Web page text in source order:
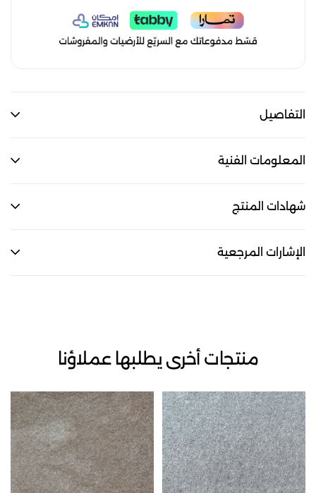
التفاصيل
المعلومات الفنية
شهادات المنتج
الإشارات المرجعية
منتجات أخرى يطلبها عملاؤنا